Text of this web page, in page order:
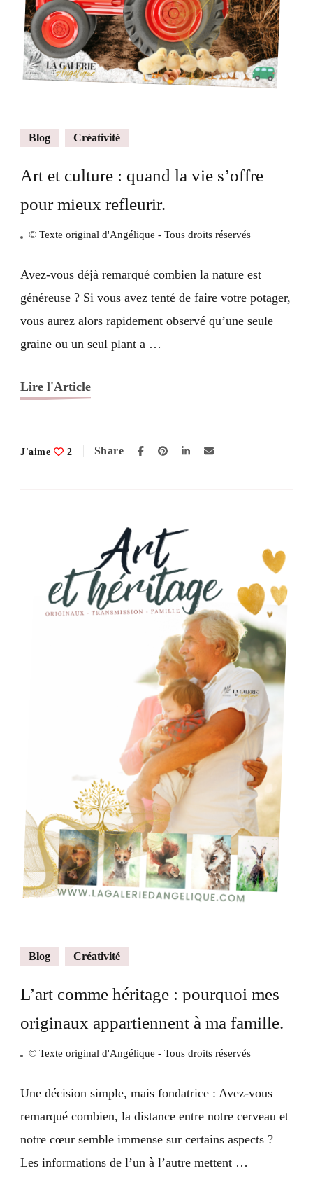
Blog Créativité
Art et culture : quand la vie s’offre
pour mieux refleurir.
© Texte original d'Angélique - Tous droits réservés
Avez-vous déjà remarqué combien la nature est
généreuse ? Si vous avez tenté de faire votre potager,
vous aurez alors rapidement observé qu’une seule
graine ou un seul plant a …
Lire l'Article
J'aime 2 Share
Blog Créativité
L’art comme héritage : pourquoi mes
originaux appartiennent à ma famille.
© Texte original d'Angélique - Tous droits réservés
Une décision simple, mais fondatrice : Avez-vous
remarqué combien, la distance entre notre cerveau et
notre cœur semble immense sur certains aspects ?
Les informations de l’un à l’autre mettent …